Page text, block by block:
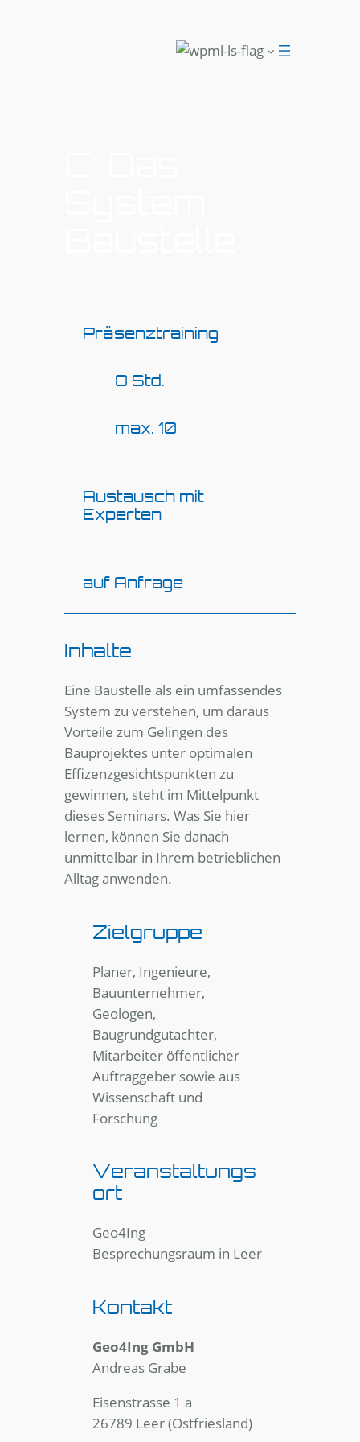
Präsenztraining
8 Std.
max. 10
Austausch mit
Experten
auf Anfrage
Inhalte
Eine Baustelle als ein umfassendes
System zu verstehen, um daraus
Vorteile zum Gelingen des
Bauprojektes unter optimalen
Effizenzgesichtspunkten zu
gewinnen, steht im Mittelpunkt
dieses Seminars. Was Sie hier
lernen, können Sie danach
unmittelbar in Ihrem betrieblichen
Alltag anwenden.
Zielgruppe
Planer, Ingenieure,
Bauunternehmer,
Geologen,
Baugrundgutachter,
Mitarbeiter öffentlicher
Auftraggeber sowie aus
Wissenschaft und
Forschung
Veranstaltungs
ort
Geo4Ing
Besprechungsraum in Leer
Kontakt
Geo4Ing GmbH
Andreas Grabe
Eisenstrasse 1 a
26789 Leer (Ostfriesland)